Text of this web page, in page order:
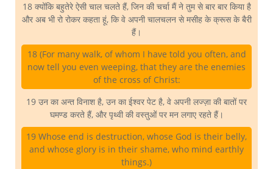
18 क्योंकि बहुतेरे ऐसी चाल चलते हैं, जिन की चर्चा मैं ने तुम से बार बार किया है
और अब भी रो रोकर कहता हूं, कि वे अपनी चालचलन से मसीह के क्रूस के बैरी
हैं।
18 (For many walk, of whom I have told you often, and
now tell you even weeping, that they are the enemies
of the cross of Christ:
19 उन का अन्त विनाश है, उन का ईश्वर पेट है, वे अपनी लज्ज़ा की बातों पर
घमण्ड करते हैं, और पृथ्वी की वस्तुओं पर मन लगाए रहते हैं।
19 Whose end is destruction, whose God is their belly,
and whose glory is in their shame, who mind earthly
things.)